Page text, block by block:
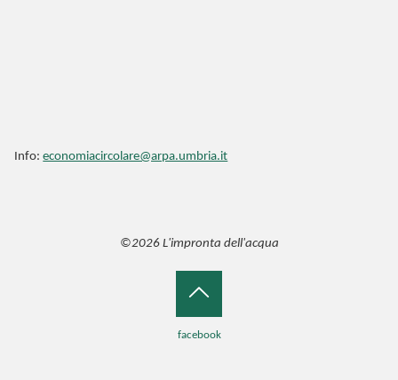
Info:economiacircolare@arpa.umbria.it
©2026 L'impronta dell'acqua
facebook
Back